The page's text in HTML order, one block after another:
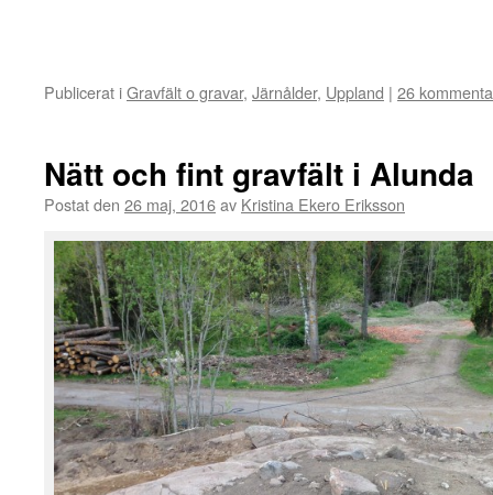
Publicerat iGravfält o gravar, Järnålder, Uppland | 26
Nätt och fint gravfält i Alunda
Postat den 26 maj, 2016av Kristina Ekero Eriksson